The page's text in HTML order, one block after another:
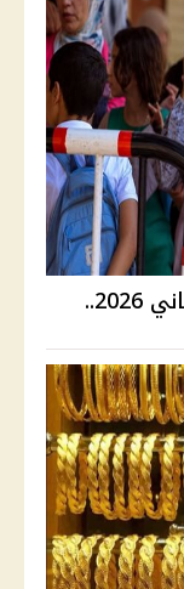
امتحانات الثانوية العامة الدور الثاني 2026..